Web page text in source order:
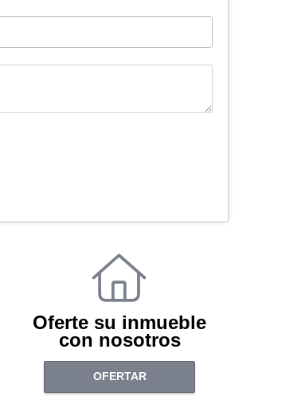
Oferte su inmueble
con nosotros
OFERTAR